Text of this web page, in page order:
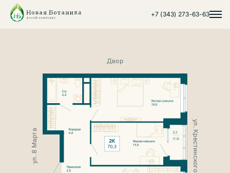
+7 (343) 273-63-63
Двор
ул. Крестинского
ул. 8 Марта